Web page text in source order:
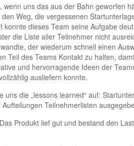
wenn uns das aus der Bahn geworfen
Weg, die vergessenen
konnte dieses Team seine Aufgabe
die Liste aller Teilnehmer nicht
der wiederum schnell einen
Teil des Teams Kontakt zu halten,
und hervorragende Ideen der
ausliefern konnte.
uns die „lessons learned“ auf:
Teilnehmerlisten
Produkt lief gut und bestand den